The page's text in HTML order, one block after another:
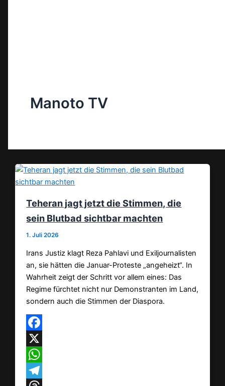
Manoto TV
Teheran jagt jetzt die Stimmen, die
sein Blutbad sichtbar machten
1. Juli 2026
Irans Justiz klagt Reza Pahlavi und Exiljournalisten
an, sie hätten die Januar-Proteste „angeheizt“. In
Wahrheit zeigt der Schritt vor allem eines: Das
Regime fürchtet nicht nur Demonstranten im Land,
sondern auch die Stimmen der Diaspora.
Facebook
X
WhatsApp